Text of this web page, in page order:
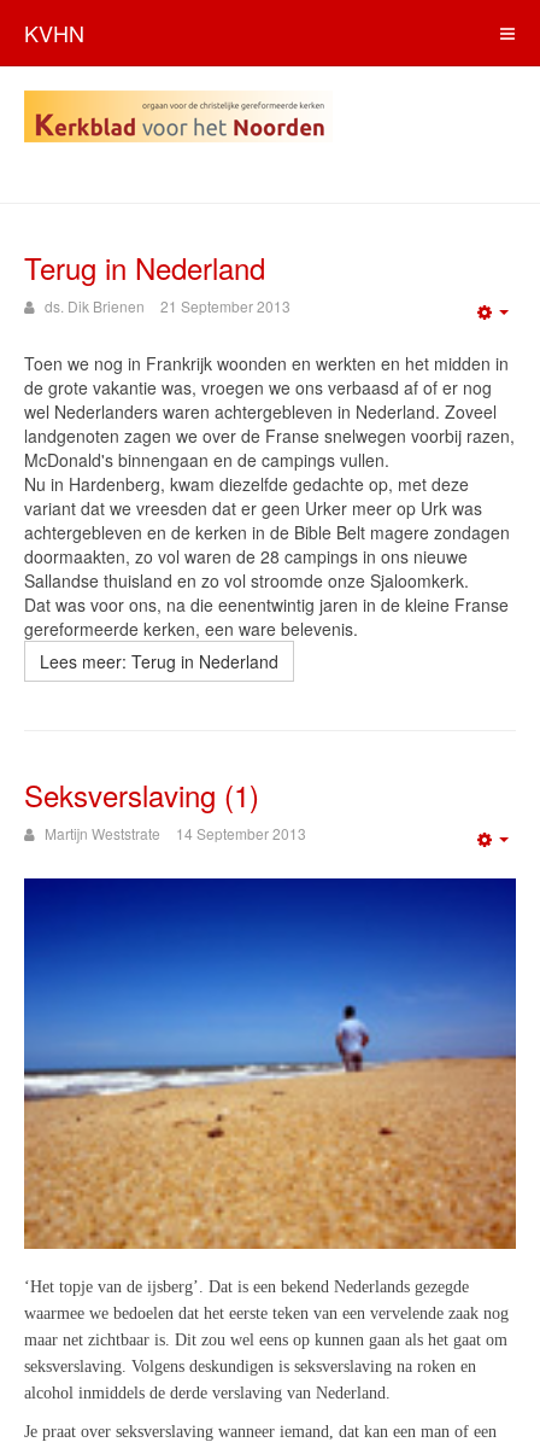
KVHN
Terug in Nederland
ds. Dik Brienen 21 September 2013
Toen we nog in Frankrijk woonden en werkten en het midden in
de grote vakantie was, vroegen we ons verbaasd af of er nog
wel Nederlanders waren achtergebleven in Nederland. Zoveel
landgenoten zagen we over de Franse snelwegen voorbij razen,
McDonald's binnengaan en de campings vullen.
Nu in Hardenberg, kwam diezelfde gedachte op, met deze
variant dat we vreesden dat er geen Urker meer op Urk was
achtergebleven en de kerken in de Bible Belt magere zondagen
doormaakten, zo vol waren de 28 campings in ons nieuwe
Sallandse thuisland en zo vol stroomde onze Sjaloomkerk.
Dat was voor ons, na die eenentwintig jaren in de kleine Franse
gereformeerde kerken, een ware belevenis.
Lees meer: Terug in Nederland
Seksverslaving (1)
Martijn Weststrate 14 September 2013
‘Het topje van de ijsberg’. Dat is een bekend Nederlands gezegde
waarmee we bedoelen dat het eerste teken van een vervelende zaak nog
maar net zichtbaar is. Dit zou wel eens op kunnen gaan als het gaat om
seksverslaving. Volgens deskundigen is seksverslaving na roken en
alcohol inmiddels de derde verslaving van Nederland.
Je praat over seksverslaving wanneer iemand, dat kan een man of een